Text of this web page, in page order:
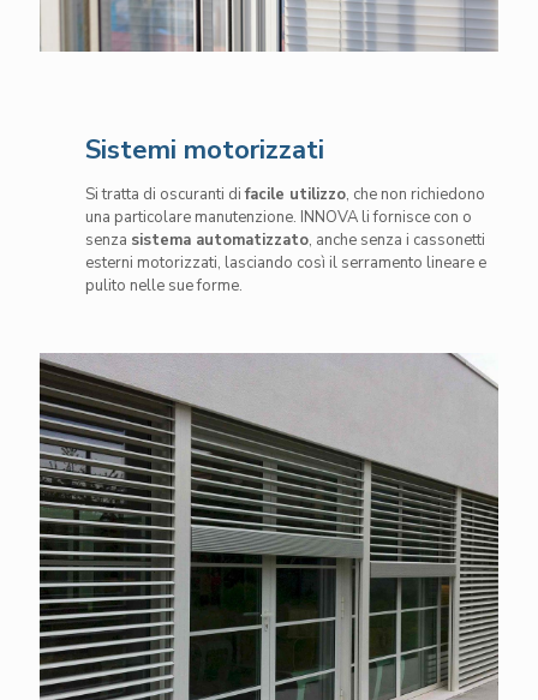
Sistemi motorizzati
Si tratta di oscuranti difacile utilizzo, che non richiedono
una particolare manutenzione. INNOVA li fornisce con o
senza sistema automatizzato, anche senza i cassonetti
esterni motorizzati, lasciando così il serramento lineare e
pulito nelle sue forme.